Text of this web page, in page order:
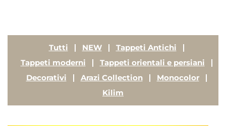
Tutti NEW
Tappeti Antichi
Tappeti moderni
Tappeti orientali e persiani
Decorativi
Arazi Collection
Monocolor
Kilim